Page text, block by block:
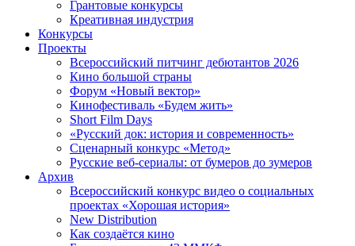
Грантовые конкурсы
Креативная индустрия
Конкурсы
Проекты
Всероссийский питчинг дебютантов 2026
Кино большой страны
Форум «Новый вектор»
Кинофестиваль «Будем жить»
Short Film Days
«Русский док: история и современность»
Сценарный конкурс «Метод»
Русские веб-сериалы: от бумеров до зумеров
Архив
Всероссийский конкурс видео о социальных
проектах «Хорошая история»
New Distribution
Как создаётся кино